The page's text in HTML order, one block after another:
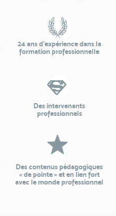
24 ans d'expérience dans la
formation professionnelle
Des intervenants
professionnels
Des contenus pédagogiques
« de pointe » et en lien fort
avec le monde professionnel